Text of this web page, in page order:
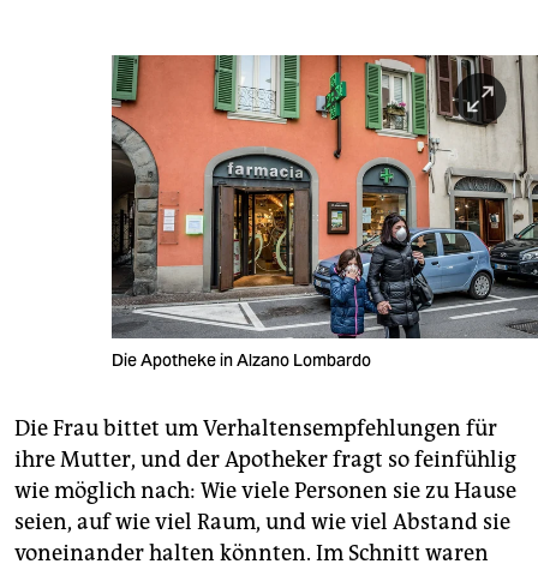
Die Apotheke in Alzano Lombardo
Die Frau bittet um Verhaltensempfehlungen für
ihre Mutter, und der Apotheker fragt so feinfühlig
wie möglich nach: Wie viele Personen sie zu Hause
seien, auf wie viel Raum, und wie viel Abstand sie
voneinander halten könnten. Im Schnitt waren